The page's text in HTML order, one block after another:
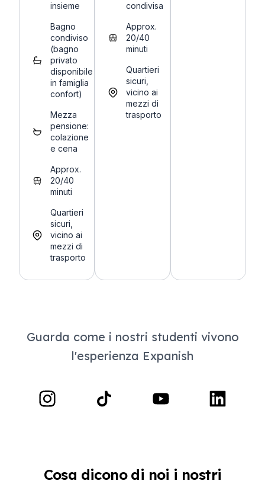
insieme
Bagno
condiviso
(bagno
privato
disponibile
in famiglia
confort)
Mezza
pensione:
colazione
e cena
Approx.
20/40
minuti
Quartieri
sicuri,
vicino ai
mezzi di
trasporto
condivisa
Approx.
20/40
minuti
Quartieri
sicuri,
vicino ai
mezzi di
trasporto
Guarda come i nostri studenti vivono
l'esperienza Expanish
Cosa dicono di noi i nostri